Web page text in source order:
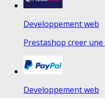
Developpement web
Prestashop creer
Developpement web